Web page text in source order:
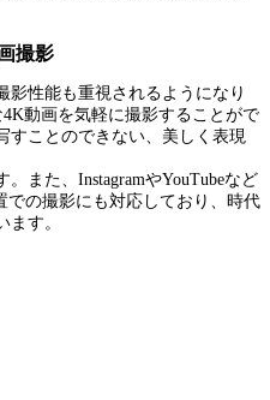
撮影
影性能も重視されるようになり
動画を気軽に撮影することがで
すことのできない、美しく表現
また、InstagramやYouTubeなど
での撮影にも対応しており、時代
す。